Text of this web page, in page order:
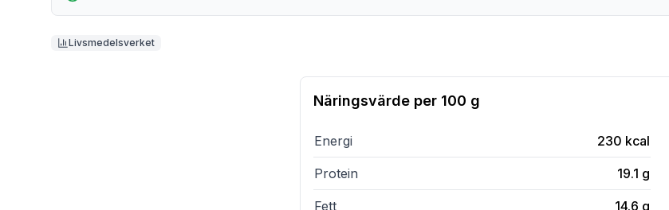
Livsmedelsverket
Näringsvärde per 100 g
Energi 230 kcal
Protein 19.1 g
Fett 14.6 g